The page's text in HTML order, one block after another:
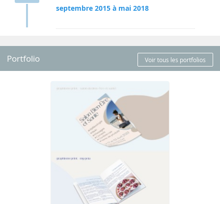
septembre 2015 à mai 2018
Portfolio Voir tous les portfolios